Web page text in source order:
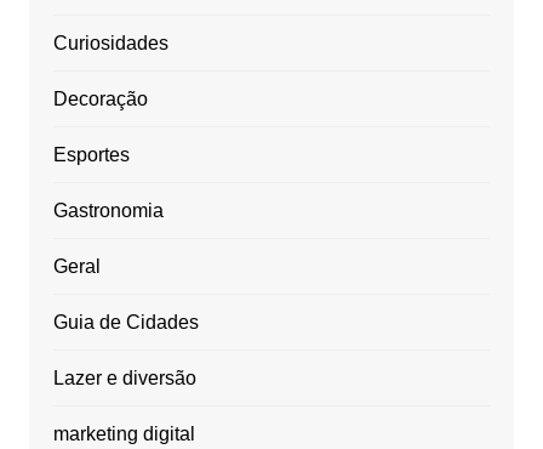
Curiosidades
Decoração
Esportes
Gastronomia
Geral
Guia de Cidades
Lazer e diversão
marketing digital